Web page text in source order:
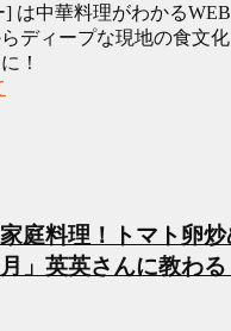
] は中華料理がわかる
ディープな現地の食文
！
庭料理！トマト卵
」英英さんに教わ